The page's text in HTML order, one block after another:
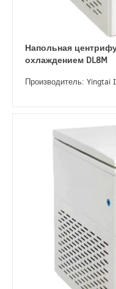
Напольная
охлаждением DL8M
Производитель: Yingtai